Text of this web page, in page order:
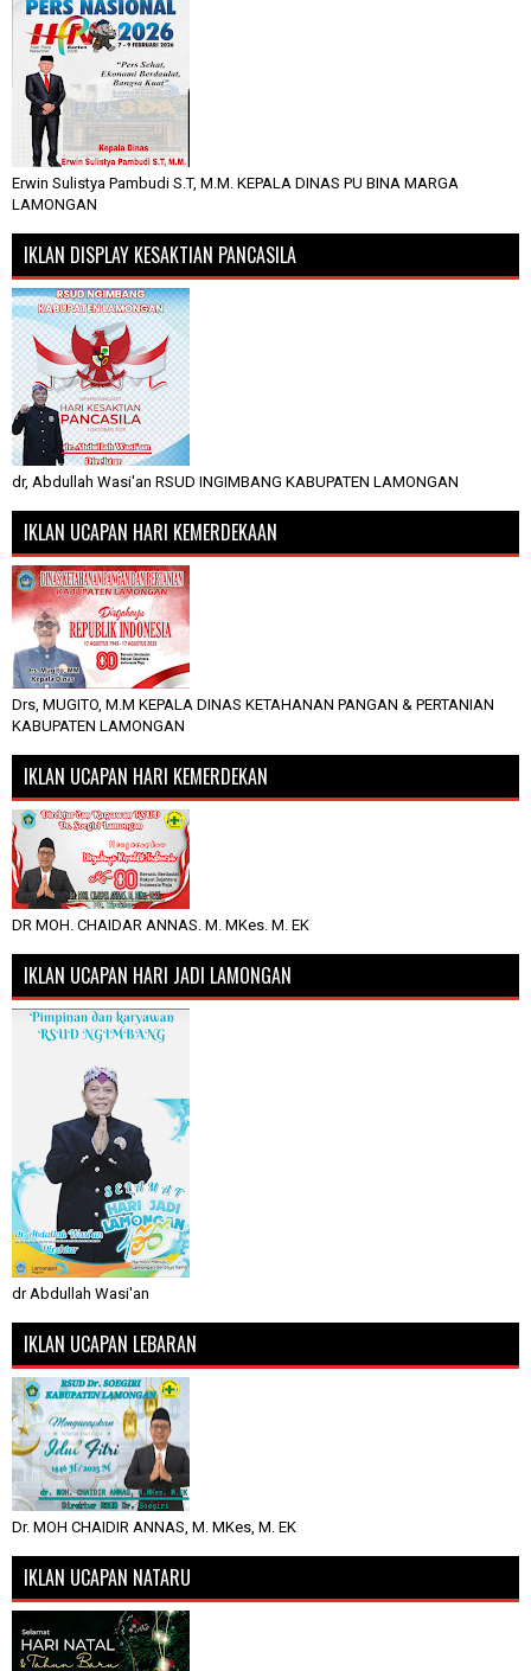
Erwin Sulistya Pambudi S.T, M.M. KEPALA DINAS PU BINA MARGA
LAMONGAN
IKLAN DISPLAY KESAKTIAN PANCASILA
dr, Abdullah Wasi'an RSUD INGIMBANG KABUPATEN LAMONGAN
IKLAN UCAPAN HARI KEMERDEKAAN
Drs, MUGITO, M.M KEPALA DINAS KETAHANAN PANGAN & PERTANIAN
KABUPATEN LAMONGAN
IKLAN UCAPAN HARI KEMERDEKAN
DR MOH. CHAIDAR ANNAS. M. MKes. M. EK
IKLAN UCAPAN HARI JADI LAMONGAN
dr Abdullah Wasi'an
IKLAN UCAPAN LEBARAN
Dr. MOH CHAIDIR ANNAS, M. MKes, M. EK
IKLAN UCAPAN NATARU